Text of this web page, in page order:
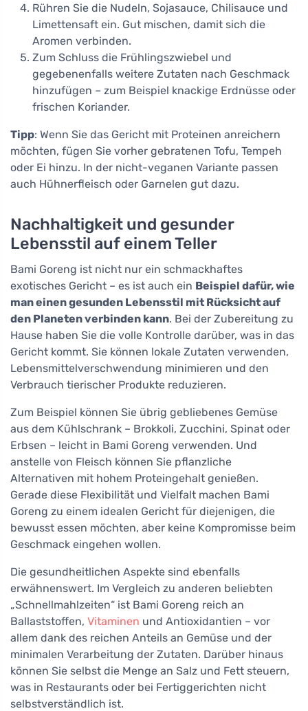
Rühren Sie die Nudeln, Sojasauce, Chilisauce und
Limettensaft ein. Gut mischen, damit sich die
Aromen verbinden.
Zum Schluss die Frühlingszwiebel und
gegebenenfalls weitere Zutaten nach Geschmack
hinzufügen – zum Beispiel knackige Erdnüsse oder
frischen Koriander.
Tipp: Wenn Sie das Gericht mit Proteinen anreichern
möchten, fügen Sie vorher gebratenen Tofu, Tempeh
oder Ei hinzu. In der nicht-veganen Variante passen
auch Hühnerfleisch oder Garnelen gut dazu.
Nachhaltigkeit und gesunder
Lebensstil auf einem Teller
Bami Goreng ist nicht nur ein schmackhaftes
exotisches Gericht – es ist auch ein Beispiel dafür, wie
man einen gesunden Lebensstil mit Rücksicht auf
den Planeten verbinden kann. Bei der Zubereitung zu
Hause haben Sie die volle Kontrolle darüber, was in das
Gericht kommt. Sie können lokale Zutaten verwenden,
Lebensmittelverschwendung minimieren und den
Verbrauch tierischer Produkte reduzieren.
Zum Beispiel können Sie übrig gebliebenes Gemüse
aus dem Kühlschrank – Brokkoli, Zucchini, Spinat oder
Erbsen – leicht in Bami Goreng verwenden. Und
anstelle von Fleisch können Sie pflanzliche
Alternativen mit hohem Proteingehalt genießen.
Gerade diese Flexibilität und Vielfalt machen Bami
Goreng zu einem idealen Gericht für diejenigen, die
bewusst essen möchten, aber keine Kompromisse beim
Geschmack eingehen wollen.
Die gesundheitlichen Aspekte sind ebenfalls
erwähnenswert. Im Vergleich zu anderen beliebten
„Schnellmahlzeiten“ ist Bami Goreng reich an
Ballaststoffen, Vitaminen und Antioxidantien – vor
allem dank des reichen Anteils an Gemüse und der
minimalen Verarbeitung der Zutaten. Darüber hinaus
können Sie selbst die Menge an Salz und Fett steuern,
was in Restaurants oder bei Fertiggerichten nicht
selbstverständlich ist.